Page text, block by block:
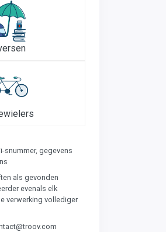
snummer, gegevens
als gevonden
evenals elk
verwerking vollediger